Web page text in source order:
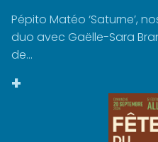
Pépito Matéo ‘Saturne’,
duo avec Gaëlle-Sara
de...
+